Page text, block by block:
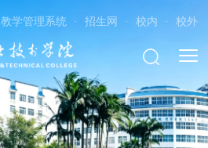
教学管理系统 · 招生网 · 校内 · 校外